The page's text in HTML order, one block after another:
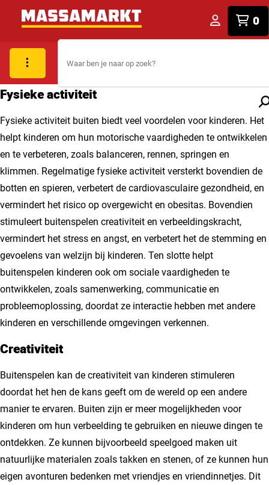
0
Fysieke activiteit
Fysieke activiteit buiten biedt veel voordelen voor kinderen. Het
helpt kinderen om hun motorische vaardigheden te ontwikkelen
en te verbeteren, zoals balanceren, rennen, springen en
klimmen. Regelmatige fysieke activiteit versterkt bovendien de
botten en spieren, verbetert de cardiovasculaire gezondheid, en
vermindert het risico op overgewicht en obesitas. Bovendien
stimuleert buitenspelen creativiteit en verbeeldingskracht,
vermindert het stress en angst, en verbetert het de stemming en
gevoelens van welzijn bij kinderen. Ten slotte helpt
buitenspelen kinderen ook om sociale vaardigheden te
ontwikkelen, zoals samenwerking, communicatie en
probleemoplossing, doordat ze interactie hebben met andere
kinderen en verschillende omgevingen verkennen.
Creativiteit
Buitenspelen kan de creativiteit van kinderen stimuleren
doordat het hen de kans geeft om de wereld op een andere
manier te ervaren. Buiten zijn er meer mogelijkheden voor
kinderen om hun verbeelding te gebruiken en nieuwe dingen te
ontdekken. Ze kunnen bijvoorbeeld speelgoed maken uit
natuurlijke materialen zoals takken en stenen, of ze kunnen hun
eigen avonturen bedenken met vriendjes en vriendinnetjes. Dit